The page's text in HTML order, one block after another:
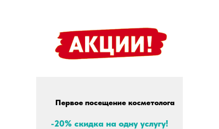
Первое посещение косметолога
-20% скидка на одну услугу!